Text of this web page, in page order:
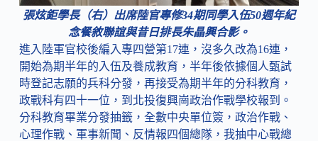
張炫鉅學長（右）出席陸官專修34期同學入伍50週年紀
念餐敘聯誼與昔日排長朱晶興合影。
進入陸軍官校後編入專四營第17連，沒多久改為16連，
開始為期半年的入伍及養成教育，半年後依據個人甄試
時登記志願的兵科分發，再接受為期半年的分科教育，
政戰科有四十一位，到北投復興崗政治作戰學校報到。
分科教育畢業分發抽籤，全數中央單位簽，政治作戰、
心理作戰、軍事新聞、反情報四個總隊，我抽中心戰總